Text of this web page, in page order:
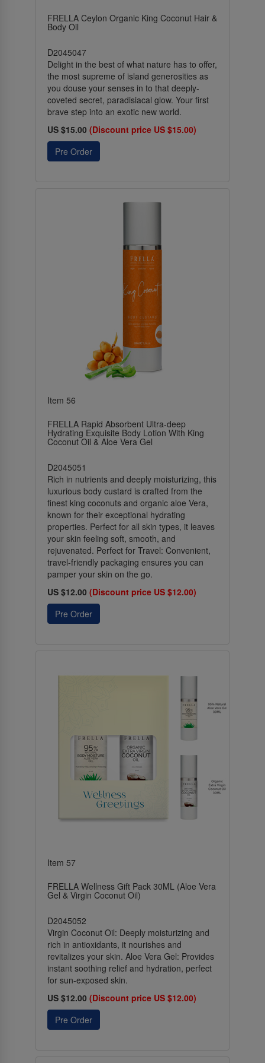
FRELLA Ceylon Organic King Coconut Hair &
Body Oil
D2045047
Delight in the best of what nature has to offer,
the most supreme of island generosities as
you douse your senses in to that deeply-
coveted secret, paradisiacal glow. Your first
brave step into an exotic new world.
US $15.00 (Discount price US $15.00)
Pre Order
Item 56
FRELLA Rapid Absorbent Ultra-deep
Hydrating Exquisite Body Lotion With King
Coconut Oil & Aloe Vera Gel
D2045051
Rich in nutrients and deeply moisturizing, this
luxurious body custard is crafted from the
finest king coconuts and organic aloe Vera,
known for their exceptional hydrating
properties. Perfect for all skin types, it leaves
your skin feeling soft, smooth, and
rejuvenated. Perfect for Travel: Convenient,
travel-friendly packaging ensures you can
pamper your skin on the go.
US $12.00 (Discount price US $12.00)
Pre Order
Item 57
FRELLA Wellness Gift Pack 30ML (Aloe Vera
Gel & Virgin Coconut Oil)
D2045052
Virgin Coconut Oil: Deeply moisturizing and
rich in antioxidants, it nourishes and
revitalizes your skin. Aloe Vera Gel: Provides
instant soothing relief and hydration, perfect
for sun-exposed skin.
US $12.00 (Discount price US $12.00)
Pre Order